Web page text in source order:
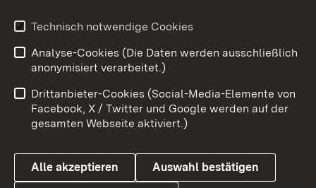
Youtube
Benutzungshinweise
Barrierefreiheit
Datenschutz
Cookies
Technisch notwendige Cookies
Analyse-Cookies (Die Daten werden ausschließlich
anonymisiert verarbeitet.)
Drittanbieter-Cookies (Social-Media-Elemente von
Facebook, X / Twitter und Google werden auf der
gesamten Webseite aktiviert.)
Alle akzeptieren Auswahl bestätigen